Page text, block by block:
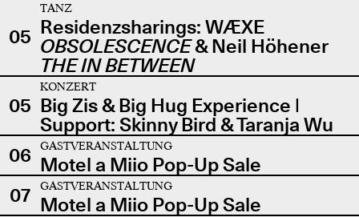
05
TANZ
Residenzsharings: WÆXE
OBSOLESCENCE& Neil Höhener
THE IN BETWEEN
05
KONZERT
Big Zis & Big Hug Experience |
Support: Skinny Bird & Taranja Wu
06
GASTVERANSTALTUNG
Motel a Miio Pop-Up Sale
07
GASTVERANSTALTUNG
Motel a Miio Pop-Up Sale